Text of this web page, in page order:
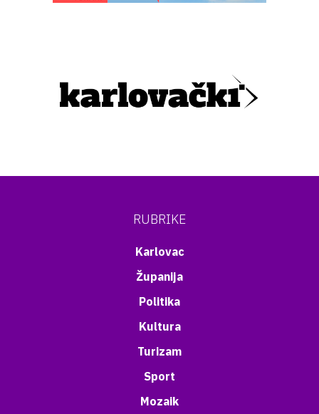
RUBRIKE
Karlovac
Županija
Politika
Kultura
Turizam
Sport
Mozaik